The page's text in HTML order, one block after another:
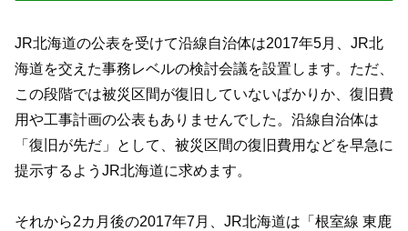
JR北海道の公表を受けて沿線自治体は2017年5月、JR北
海道を交えた事務レベルの検討会議を設置します。ただ、
この段階では被災区間が復旧していないばかりか、復旧費
用や工事計画の公表もありませんでした。沿線自治体は
「復旧が先だ」として、被災区間の復旧費用などを早急に
提示するようJR北海道に求めます。
それから2カ月後の2017年7月、JR北海道は「根室線 東鹿